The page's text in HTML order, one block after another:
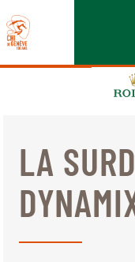
ÉDITION 2026
LE CHIG
MULTIMÉDIA
LA